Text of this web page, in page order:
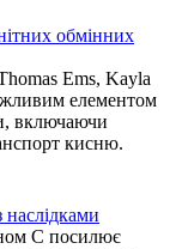
обмінних
Ems, Kayla
елементом
включаючи
кисню.
наслідками
С посилює